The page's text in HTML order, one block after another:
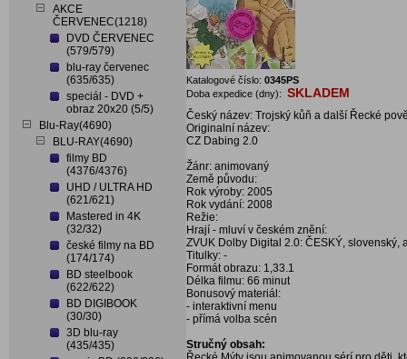
AKCE
ČERVENEC(1218)
DVD ČERVENEC
(579/579)
blu-ray červenec
(635/635)
speciál - DVD +
obraz 20x20 (5/5)
Blu-Ray(4690)
BLU-RAY(4690)
filmy BD
(4376/4376)
UHD / ULTRA HD
(621/621)
Mastered in 4K
(32/32)
české filmy na BD
(174/174)
BD steelbook
(622/622)
BD DIGIBOOK
(30/30)
3D blu-ray
(435/435)
Katalogové číslo: 0345PS
Doba expedice (dny): SKLADEM
Český název: Trojský kůň a další Řecké
Originalní název:
CZ Dabing 2.0
Žánr: animovaný
Země původu:
Rok výroby: 2005
Rok vydání: 2008
Režie:
Hrají - mluví v českém znění:
ZVUK Dolby Digital 2.0: ČESKÝ, slovenský,
Titulky: -
Formát obrazu: 1,33.1
Délka filmu: 66 minut
Bonusový materiál:
- interaktivní menu
- přímá volba scén
Stručný obsah: